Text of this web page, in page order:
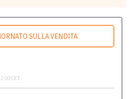
SULLA VENDITA
CET